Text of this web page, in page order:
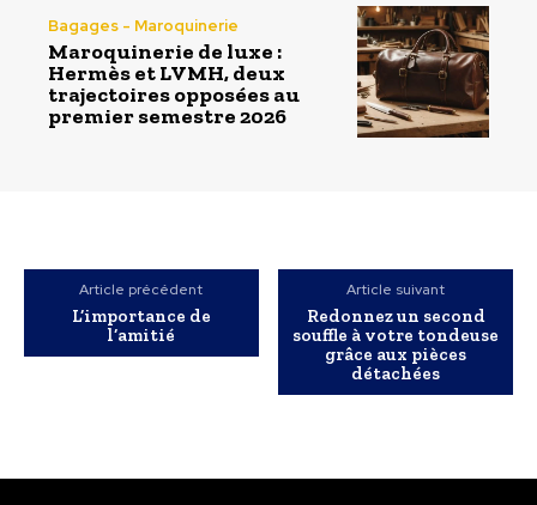
Bagages - Maroquinerie
Maroquinerie de luxe :
Hermès et LVMH, deux
trajectoires opposées au
premier semestre 2026
Article précédent
L’importance de
l’amitié
Article suivant
Redonnez un second
souffle à votre tondeuse
grâce aux pièces
détachées